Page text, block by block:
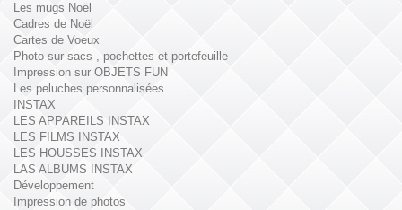
Les mugs Noël
Cadres de Noël
Cartes de Voeux
Photo sur sacs , pochettes et portefeuille
Impression sur OBJETS FUN
Les peluches personnalisées
INSTAX
LES APPAREILS INSTAX
LES FILMS INSTAX
LES HOUSSES INSTAX
LAS ALBUMS INSTAX
Développement
Impression de photos